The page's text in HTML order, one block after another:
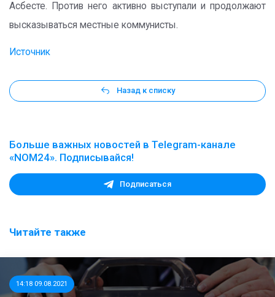
Асбесте. Против него активно выступали и продолжают
высказываться местные коммунисты.
Источник
Назад к списку
Больше важных новостей в Telegram-канале
«NOM24». Подписывайся!
Подписаться
Читайте также
14:18 09.08.2021